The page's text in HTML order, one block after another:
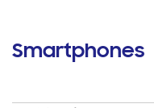
Smartphones